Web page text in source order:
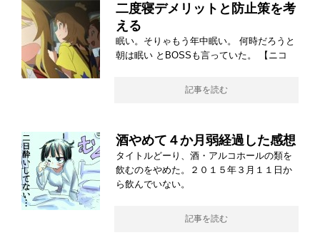
二度寝デメリットと防止策を考
える
眠い。そりゃもう年中眠い。 何時だろうと
朝は眠い とBOSSも言っていた。 【ニコ
記事を読む
酒やめて４か月弱経過した感想
タイトルどーり、酒・アルコホールの類を
飲むのをやめた。２０１５年３月１１日か
ら飲んでいない。
記事を読む